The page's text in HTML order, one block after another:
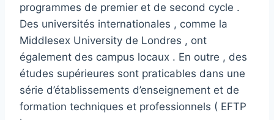
programmes de premier et de second cycle .
Des universités internationales , comme la
Middlesex University de Londres , ont
également des campus locaux . En outre , des
études supérieures sont praticables dans une
série d’établissements d’enseignement et de
formation techniques et professionnels ( EFTP